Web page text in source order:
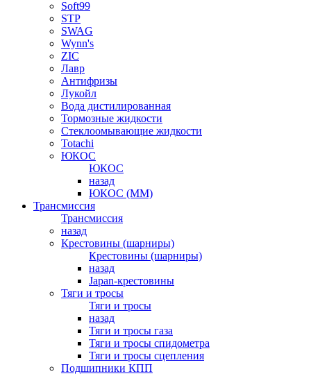
Soft99
STP
SWAG
Wynn's
ZIC
Лавр
Антифризы
Лукойл
Вода дистилированная
Тормозные жидкости
Стеклоомывающие жидкости
Totachi
ЮКОС
ЮКОС
назад
ЮКОС (ММ)
Трансмиссия
Трансмиссия
назад
Крестовины (шарниры)
Крестовины (шарниры)
назад
Japan-крестовины
Тяги и тросы
Тяги и тросы
назад
Тяги и тросы газа
Тяги и тросы спидометра
Тяги и тросы сцепления
Подшипники КПП